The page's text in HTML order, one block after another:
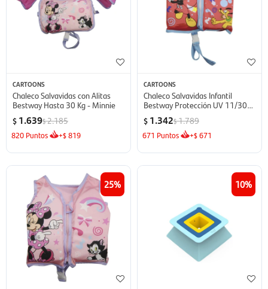
CARTOONS
Chaleco Salvavidas con Alitas
Bestway Hasta 30 Kg - Minnie
$ 1.639$2.185
820 Puntos +$819
CARTOONS
Chaleco Salvavidas Infantil
Bestway Protección UV 11/30kg
- Mickey
$ 1.342$1.789
671 Puntos +$671
25 10